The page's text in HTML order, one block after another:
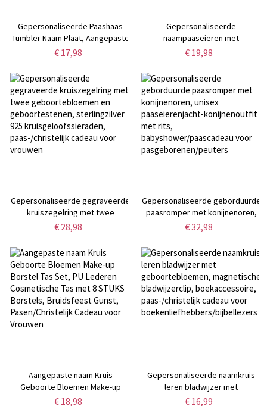
Gepersonaliseerde Paashaas
Tumbler Naam Plaat, Aangepaste
Naam Acryl 30oz/40oz Glitter
Accessoire, Paascadeau voor
Kinderen/Gezin
€ 17,98
Gepersonaliseerde
naampaaseieren met
konijnenoren, kleurrijke
paasmandvullers, feestgunsten,
paascadeaus voor
kinderen/jongens/meisjes
€ 19,98
Gepersonaliseerde gegraveerde
kruiszegelring met twee
geboortebloemen en
925 kruisgeloofssieraden,
paas-/christelijk cadeau voor
vrouwen
€ 28,98
Gepersonaliseerde geborduurde
paasromper met konijnenoren,
unisex paaseierenjacht-
babyshower/paascadeau voor
pasgeborenen/peuters
€ 32,98
Aangepaste naam Kruis
Geboorte Bloemen Make-up
Borstel Tas Set, PU Lederen
€ 18,98
Gepersonaliseerde naamkruis
leren bladwijzer met
geboortebloemen, magnetische
€ 16,99